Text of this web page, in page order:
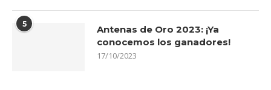
5
Antenas de Oro 2023: ¡Ya
conocemos los ganadores!
17/10/2023